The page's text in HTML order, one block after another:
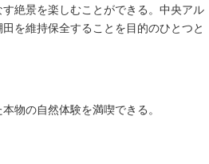
絶景を楽しむことができる。中央アル
を維持保全することを目的のひとつと
物の自然体験を満喫できる。